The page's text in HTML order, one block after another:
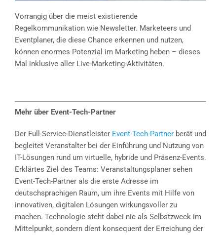
Vorrangig über die meist existierende
Regelkommunikation wie Newsletter. Marketeers und
Eventplaner, die diese Chance erkennen und nutzen,
können enormes Potenzial im Marketing heben – dieses
Mal inklusive aller Live-Marketing-Aktivitäten.
Mehr über Event-Tech-Partner
Der Full-Service-Dienstleister Event-Tech-Partner berät und
begleitet Veranstalter bei der Einführung und Nutzung von
IT-Lösungen rund um virtuelle, hybride und Präsenz-Events.
Erklärtes Ziel des Teams: Veranstaltungsplaner sehen
Event-Tech-Partner als die erste Adresse im
deutschsprachigen Raum, um ihre Events mit Hilfe von
innovativen, digitalen Lösungen wirkungsvoller zu
machen. Technologie steht dabei nie als Selbstzweck im
Mittelpunkt, sondern dient konsequent der Erreichung der